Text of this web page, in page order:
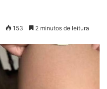
153 2 minutos de leitura